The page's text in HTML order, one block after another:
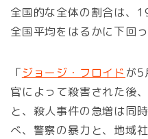
全国的な全体の割合は、
全国平均をはるかに下回っ
「ジョージ・フロイド が5
官によって殺害された後
と、殺人事件の急増は同
べ、警察の暴力と、地域